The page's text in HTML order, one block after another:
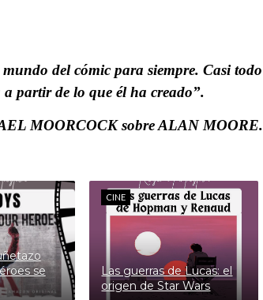
del cómic para siempre. Casi todo
a partir de lo que él ha creado”.
MOORCOCKsobre ALAN MOORE.
se
CINE
Las guerras de Lucas: el
origen de Star Wars